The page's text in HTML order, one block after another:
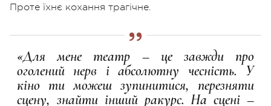
Проте їхнє кохання трагічне.
«Для мене театр – це завжди про
оголений нерв і абсолютну чесність. У
кіно ти можеш зупинитися, перезняти
сцену, знайти інший ракурс. На сцені –